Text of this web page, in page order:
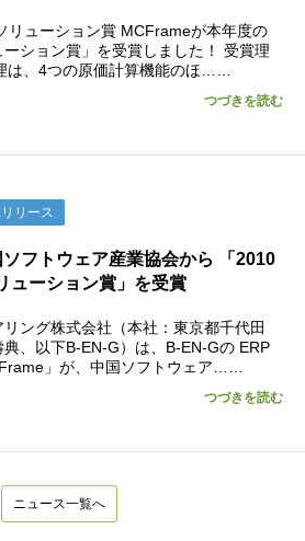
リューション賞 MCFrameが本年度の
ーション賞」を受賞しました！ 受賞理
は、4つの原価計算機能のほ……
つづきを読む
リース
ソフトウェア産業協会から 「2010
ューション賞」を受賞
ング株式会社（本社：東京都千代田
、以下B-EN-G）は、B-EN-Gの ERP
」が、中国ソフトウェア……
つづきを読む
ニュース一覧へ